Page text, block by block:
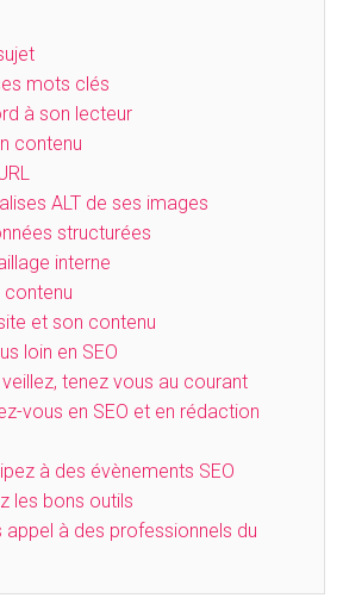
mots clés
à son lecteur
contenu
ALT de ses images
structurées
interne
et son contenu
loin en SEO
veillez, tenez vous au courant
vous en SEO et en rédaction
à des évènements SEO
les bons outils
appel à des professionnels du